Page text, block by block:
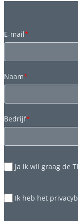
E-mail*
Naam*
Bedrijf*
Ja ik wil graag de
Ik heb het